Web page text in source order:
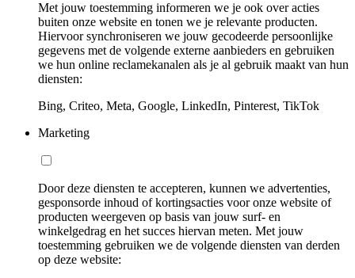
Met jouw toestemming informeren we je ook over acties
buiten onze website en tonen we je relevante producten.
Hiervoor synchroniseren we jouw gecodeerde persoonlijke
gegevens met de volgende externe aanbieders en gebruiken
we hun online reclamekanalen als je al gebruik maakt van hun
diensten:
Bing, Criteo, Meta, Google, LinkedIn, Pinterest, TikTok
Marketing
Door deze diensten te accepteren, kunnen we advertenties,
gesponsorde inhoud of kortingsacties voor onze website of
producten weergeven op basis van jouw surf- en
winkelgedrag en het succes hiervan meten. Met jouw
toestemming gebruiken we de volgende diensten van derden
op deze website: